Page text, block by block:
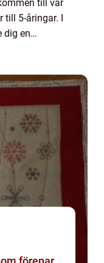
till vår
5-åringar. I
dig en